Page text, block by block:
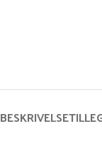
BESKRIVELSE